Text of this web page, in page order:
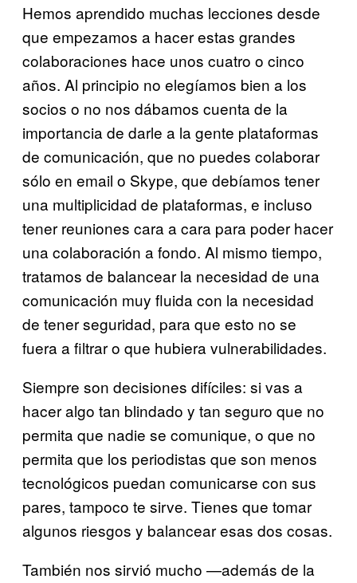
Hemos aprendido muchas lecciones desde
que empezamos a hacer estas grandes
colaboraciones hace unos cuatro o cinco
años. Al principio no elegíamos bien a los
socios o no nos dábamos cuenta de la
importancia de darle a la gente plataformas
de comunicación, que no puedes colaborar
sólo en email o Skype, que debíamos tener
una multiplicidad de plataformas, e incluso
tener reuniones cara a cara para poder hacer
una colaboración a fondo. Al mismo tiempo,
tratamos de balancear la necesidad de una
comunicación muy fluida con la necesidad
de tener seguridad, para que esto no se
fuera a filtrar o que hubiera vulnerabilidades.
Siempre son decisiones difíciles: si vas a
hacer algo tan blindado y tan seguro que no
permita que nadie se comunique, o que no
permita que los periodistas que son menos
tecnológicos puedan comunicarse con sus
pares, tampoco te sirve. Tienes que tomar
algunos riesgos y balancear esas dos cosas.
También nos sirvió mucho —además de la